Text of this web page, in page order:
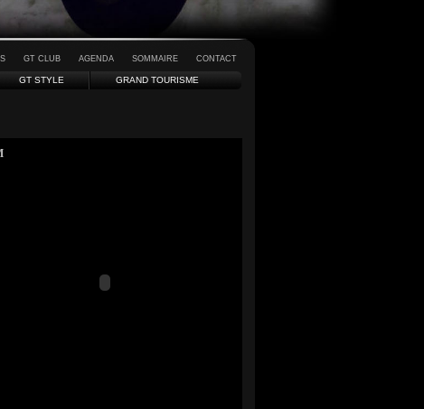
GT CLUB AGENDA SOMMAIRE CONTACT
GT STYLE GRAND TOURISME